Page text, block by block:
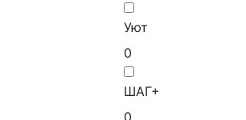
Уют
0
ШАГ+
0